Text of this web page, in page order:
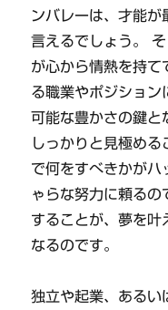
ンバレーは、才能が
言えるでしょう。
が心から情熱を持て
る職業やポジション
可能な豊かさの鍵
しっかりと見極める
で何をすべきかがハ
ゃらな努力に頼るの
することが、夢を叶
なるのです。
独立や起業、あるい